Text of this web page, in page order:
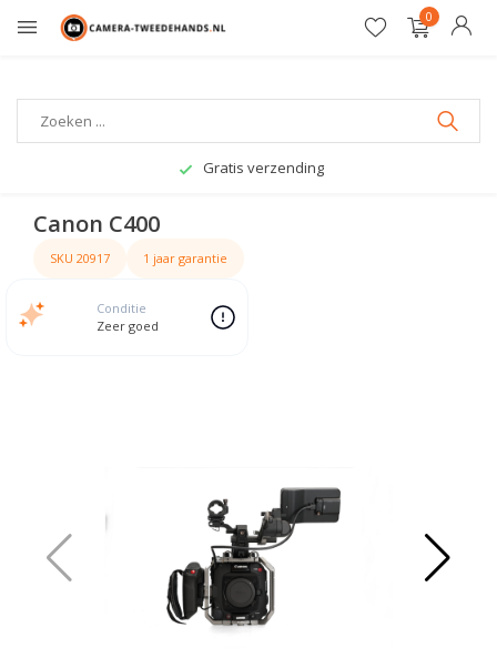
0
Gratis verzending
Canon C400
SKU 20917 1 jaar garantie
Conditie
Zeer goed